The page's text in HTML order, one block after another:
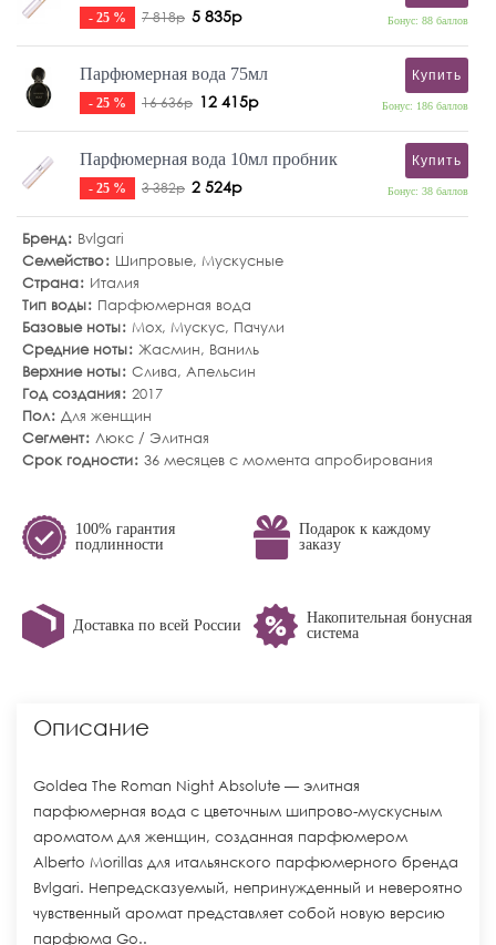
- 25 % 7 818р 5 835р Бонус: 88 баллов
Парфюмерная вода 75мл
- 25 % 16 636р 12 415р
Купить
Бонус: 186 баллов
Парфюмерная вода 10мл пробник
- 25 % 3 382р 2 524р
Купить
Бонус: 38 баллов
Бренд
Bvlgari
Семейство
Шипровые, Мускусные
Страна
Италия
Тип воды
Парфюмерная вода
Базовые ноты Мох, Мускус, Пачули
Средние ноты Жасмин, Ваниль
Верхние ноты Слива, Апельсин
Год создания 2017
Пол Для женщин
Сегмент Люкс / Элитная
Срок годности 36 месяцев с момента апробирования
100% гарантия
подлинности
Подарок к каждому
заказу
Доставка по всей России
Накопительная бонусная
система
Описание
Goldea The Roman Night Absolute — элитная
парфюмерная вода с цветочным шипрово-мускусным
ароматом для женщин, созданная парфюмером
Alberto Morillas для итальянского парфюмерного бренда
Bvlgari. Непредсказуемый, непринужденный и невероятно
чувственный аромат представляет собой новую версию
парфюма Go..